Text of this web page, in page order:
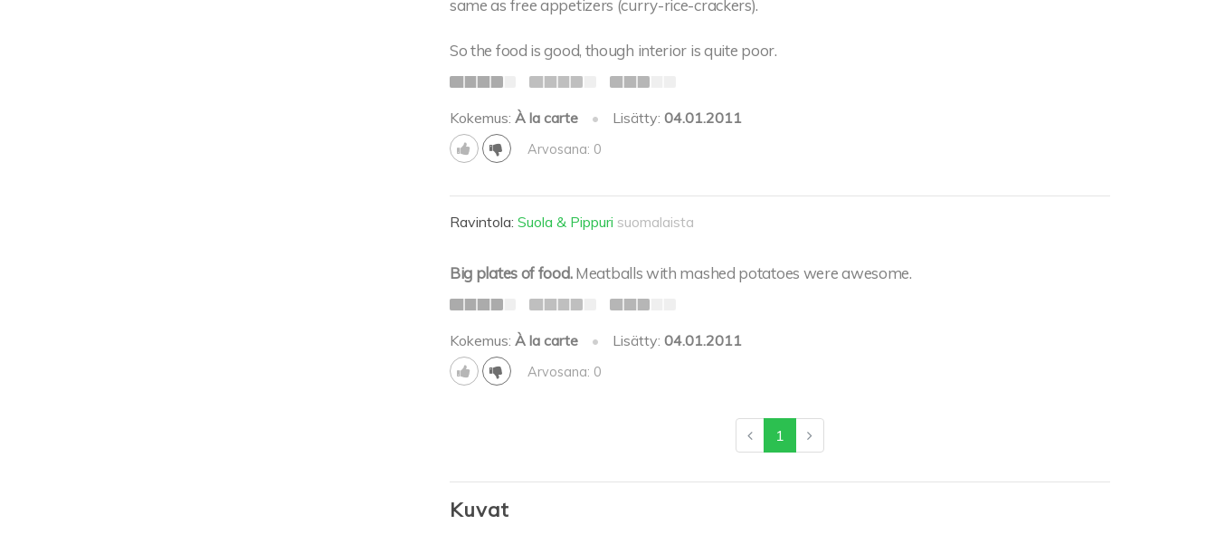
same as free appetizers (curry-rice-crackers).
So the food is good, though interior is quite poor.
Kokemus: À la carte • Lisätty:04.01.2011
Arvosana: 0
Ravintola: Suola & Pippuri suomalaista
Big plates of food. Meatballs with mashed potatoes were awesome.
Kokemus: À la carte • Lisätty:04.01.2011
Arvosana: 0
1
Kuvat